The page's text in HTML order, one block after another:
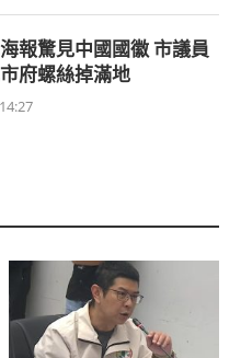
報驚見中國國徽 市議員
府螺絲掉滿地